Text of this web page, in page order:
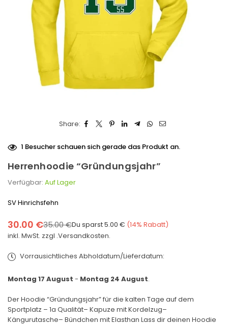
Share:
1 Besucher schauen sich gerade das Produkt an.
Herrenhoodie “Gründungsjahr”
Verfügbar: Auf Lager
SV Hinrichsfehn
Normaler
Preis
30.00 €35.00 €Du sparst5.00 € (14% Rabatt)
inkl. MwSt. zzgl .Versandkosten.
Vorrausichtliches Abholdatum/Lieferdatum:
Montag 17 August - Montag 24 August.
Der Hoodie “Gründungsjahr” für die kalten Tage auf dem
Sportplatz – 1a Qualität– Kapuze mit Kordelzug–
Kängurutasche– Bündchen mit Elasthan Lass dir deinen Hoodie